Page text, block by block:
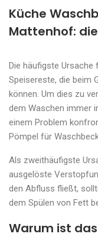
Küche
Mattenhof:
Die häufigste
Speisereste, die beim
können. Um dies zu
dem Waschen immer
einem Problem
Pömpel für
Als zweithäufigste
ausgelöste
den Abfluss fließt,
dem Spülen von Fett
Warum ist